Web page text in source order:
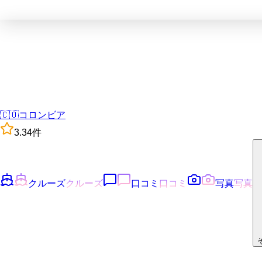
🇨🇴コロンビア
3.34件
クルーズクルーズ 口コミ 口コミ 写真写真